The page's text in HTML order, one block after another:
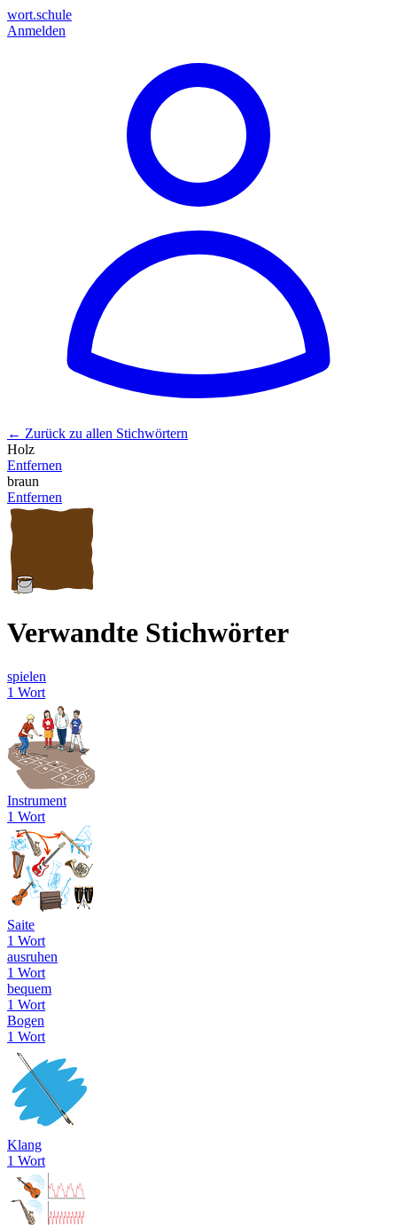
wort.schule
Anmelden
← Zurück zu allen Stichwörtern
Holz
Entfernen
braun
Entfernen
Verwandte Stichwörter
spielen
1 Wort
Instrument
1 Wort
Saite
1 Wort
ausruhen
1 Wort
bequem
1 Wort
Bogen
1 Wort
Klang
1 Wort